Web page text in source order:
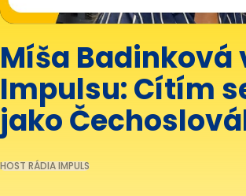
Míša Badinková
Impulsu: Cítím
jako
HOST RÁDIA IMPULS